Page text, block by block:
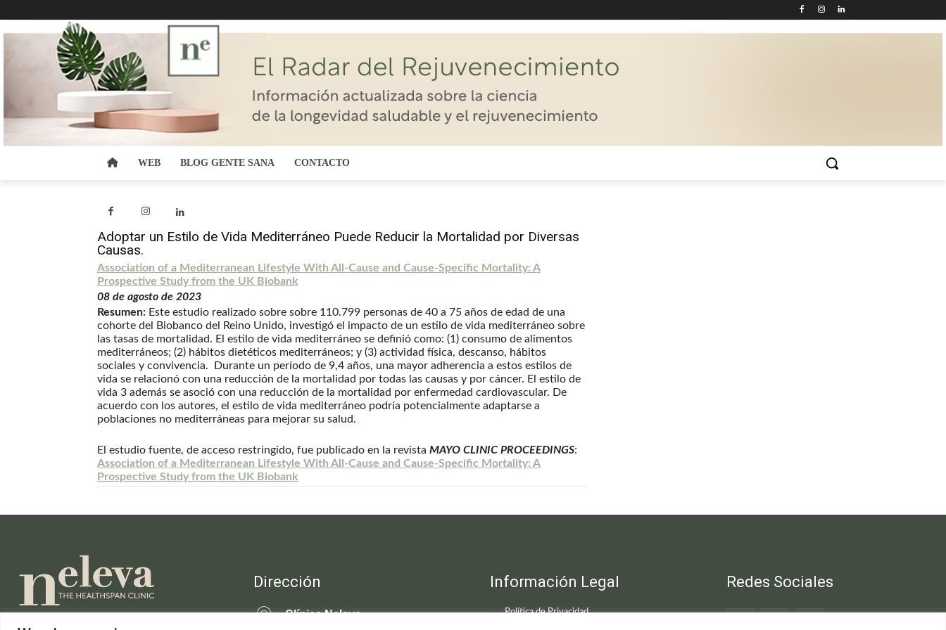
WEB BLOG GENTE SANA CONTACTO
Adoptar un Estilo de Vida Mediterráneo Puede Reducir la Mortalidad por Diversas
Causas.
Association of a Mediterranean Lifestyle With All-Cause and Cause-Specific Mortality: A
Prospective Study from the UK Biobank
08 de agosto de 2023
Resumen: Este estudio realizado sobre sobre 110.799 personas de 40 a 75 años de edad de una
cohorte del Biobanco del Reino Unido, investigó el impacto de un estilo de vida mediterráneo sobre
las tasas de mortalidad. El estilo de vida mediterráneo se definió como: (1) consumo de alimentos
mediterráneos; (2) hábitos dietéticos mediterráneos; y (3) actividad física, descanso, hábitos
sociales y convivencia. Durante un período de 9,4 años, una mayor adherencia a estos estilos de
vida se relacionó con una reducción de la mortalidad por todas las causas y por cáncer. El estilo de
vida 3 además se asoció con una reducción de la mortalidad por enfermedad cardiovascular. De
acuerdo con los autores, el estilo de vida mediterráneo podría potencialmente adaptarse a
poblaciones no mediterráneas para mejorar su salud.
El estudio fuente, de acceso restringido, fue publicado en la revista MAYO CLINIC PROCEEDINGS:
Association of a Mediterranean Lifestyle With All-Cause and Cause-Specific Mortality: A
Prospective Study from the UK Biobank
Dirección
Clínica Neleva
Información Legal
Política de Privacidad
Redes Sociales